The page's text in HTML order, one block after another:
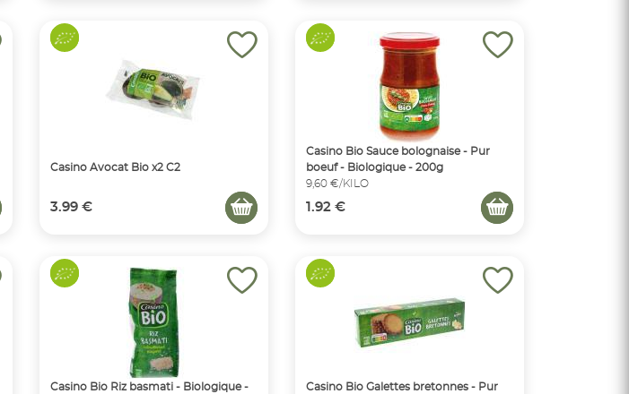
Casino Avocat Bio x2 C2
3.99 €
Casino Bio Sauce bolognaise - Pur
boeuf - Biologique - 200g
9,60 €/KILO
1.92 €
Casino Bio Riz basmati - Biologique -
Casino Bio Galettes bretonnes - Pur